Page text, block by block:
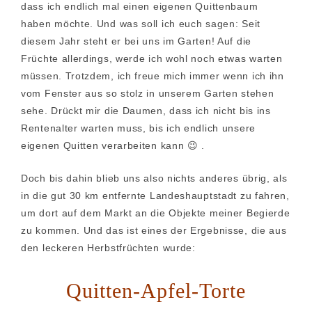
dass ich endlich mal einen eigenen Quittenbaum
haben möchte. Und was soll ich euch sagen: Seit
diesem Jahr steht er bei uns im Garten! Auf die
Früchte allerdings, werde ich wohl noch etwas warten
müssen. Trotzdem, ich freue mich immer wenn ich ihn
vom Fenster aus so stolz in unserem Garten stehen
sehe. Drückt mir die Daumen, dass ich nicht bis ins
Rentenalter warten muss, bis ich endlich unsere
eigenen Quitten verarbeiten kann 😉 .
Doch bis dahin blieb uns also nichts anderes übrig, als
in die gut 30 km entfernte Landeshauptstadt zu fahren,
um dort auf dem Markt an die Objekte meiner Begierde
zu kommen. Und das ist eines der Ergebnisse, die aus
den leckeren Herbstfrüchten wurde:
Quitten-Apfel-Torte